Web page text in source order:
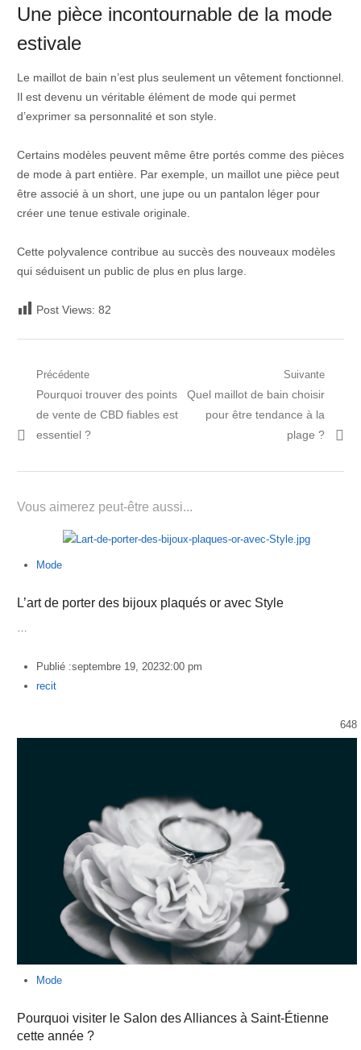
Une pièce incontournable de la mode
estivale
Le maillot de bain n’est plus seulement un vêtement fonctionnel.
Il est devenu un véritable élément de mode qui permet
d’exprimer sa personnalité et son style.
Certains modèles peuvent même être portés comme des pièces
de mode à part entière. Par exemple, un maillot une pièce peut
être associé à un short, une jupe ou un pantalon léger pour
créer une tenue estivale originale.
Cette polyvalence contribue au succès des nouveaux modèles
qui séduisent un public de plus en plus large.
Post Views: 82
Navigation
l’article
Précédente
Post
précédent:
Pourquoi trouver des points
de vente de CBD fiables est
essentiel ?
Suivante
Prochain
article:
Quel maillot de bain choisir
pour être tendance à la
plage ?
Vous aimerez peut-être aussi...
Mode
L’art de porter des bijoux plaqués or avec Style
…
Publié :septembre 19, 20232:00 pm
Author
recit
648
Mode
Pourquoi visiter le Salon des Alliances à Saint-Étienne
cette année ?